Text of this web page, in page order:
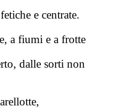
e centrate.
a fiumi e a frotte
dalle sorti non